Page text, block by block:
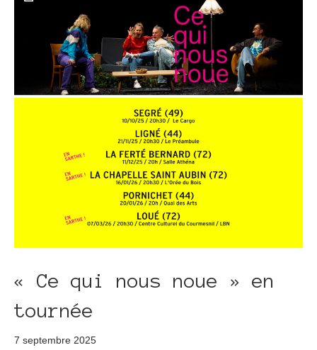
« Ce qui nous noue » en
tournée
7 septembre 2025